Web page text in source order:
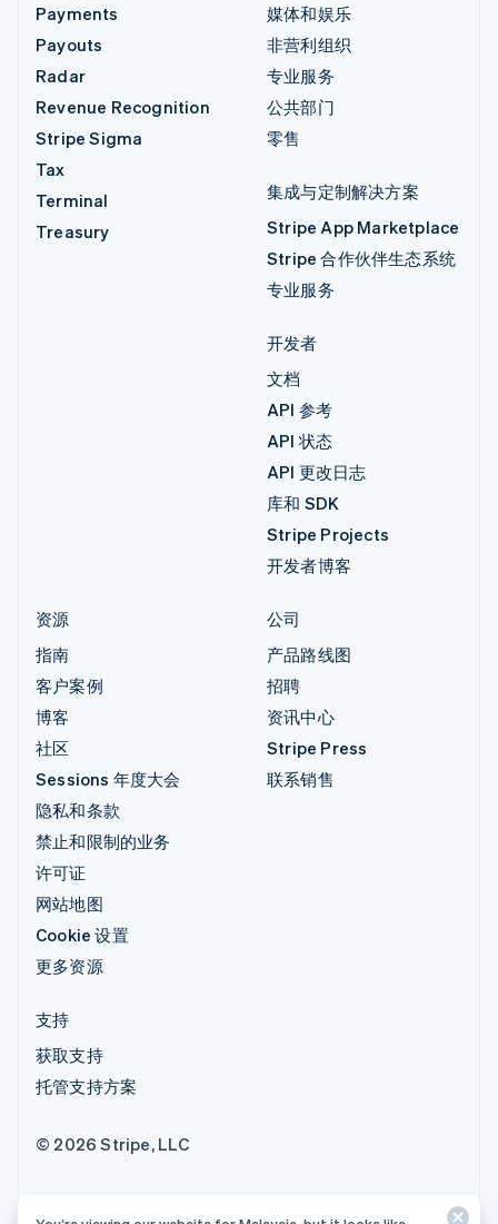
Payments
Payouts
Radar
Revenue Recognition
Stripe Sigma
Tax
Terminal
Treasury
媒体和娱乐
非营利组织
专业服务
公共部门
零售
集成与定制解决方案
Stripe App Marketplace
Stripe 合作伙伴生态系统
专业服务
开发者
文档
API 参考
API 状态
API 更改日志
库和 SDK
Stripe Projects
开发者博客
资源
指南
客户案例
博客
社区
Sessions 年度大会
隐私和条款
禁止和限制的业务
许可证
网站地图
Cookie 设置
更多资源
公司
产品路线图
招聘
资讯中心
Stripe Press
联系销售
支持
获取支持
托管支持方案
© 2026 Stripe, LLC